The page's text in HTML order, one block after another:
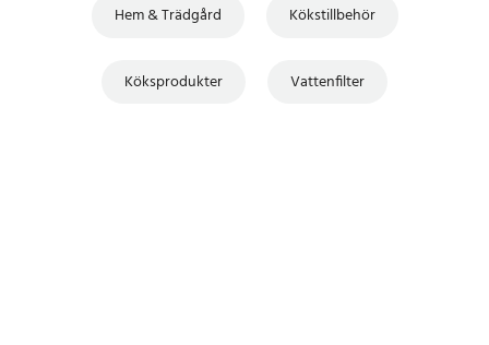
Hem & Trädgård Kökstillbehör
Köksprodukter Vattenfilter